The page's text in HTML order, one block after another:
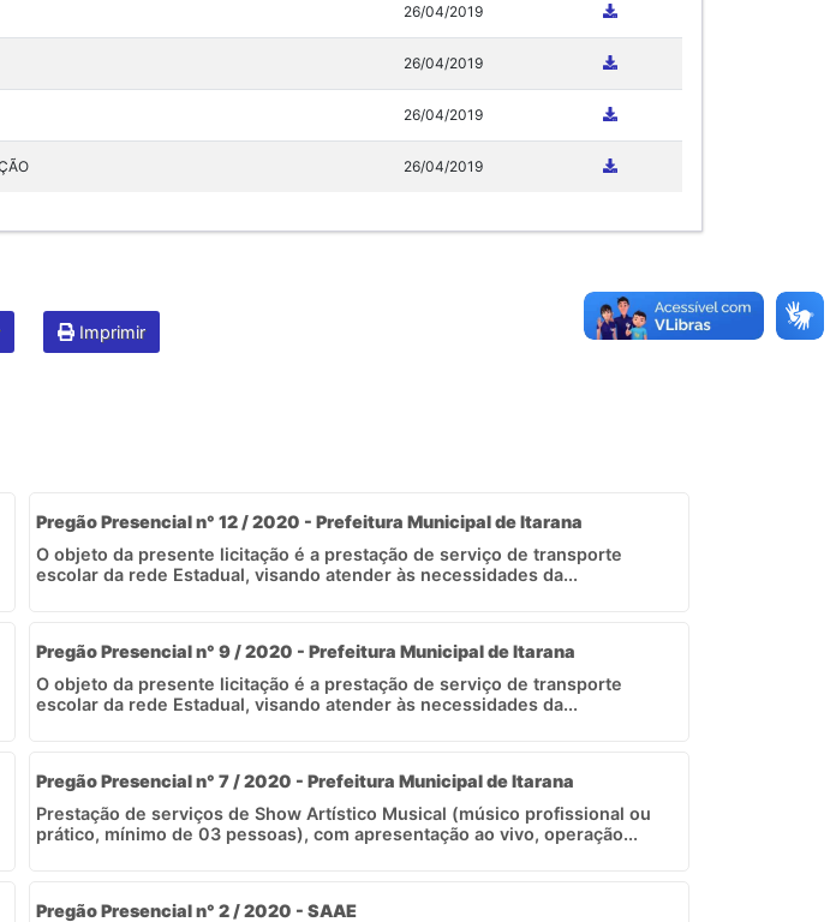
26/04/2019
26/04/2019
26/04/2019
26/04/2019
Imprimir
Pregão Presencial n° 12 / 2020 - Prefeitura Municipal de Itarana
O objeto da presente licitação é a prestação de serviço de transporte
escolar da rede Estadual, visando atender às necessidades da...
Pregão Presencial n° 9 / 2020 - Prefeitura Municipal de Itarana
O objeto da presente licitação é a prestação de serviço de transporte
escolar da rede Estadual, visando atender às necessidades da...
Pregão Presencial n° 7 / 2020 - Prefeitura Municipal de Itarana
Prestação de serviços de Show Artístico Musical (músico profissional ou
prático, mínimo de 03 pessoas), com apresentação ao vivo, operação...
Pregão Presencial n° 2 / 2020 - SAAE